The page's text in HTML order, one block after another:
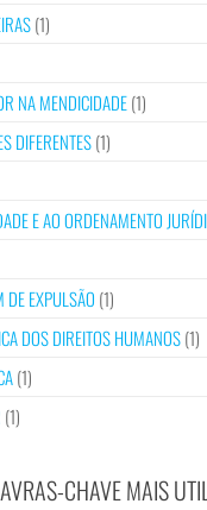
(1)
NA MENDICIDADE(1)
DIFERENTES(1)
E AO ORDENAMENTO
DE EXPULSÃO (1)
DOS DIREITOS HUMANOS(1)
(1)
(1)
CHAVE MAIS